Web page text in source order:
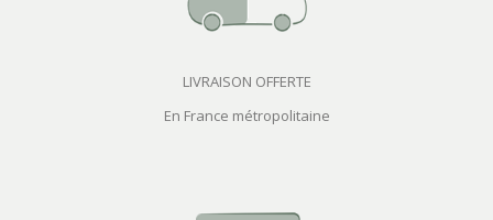
LIVRAISON OFFERTE
En France métropolitaine